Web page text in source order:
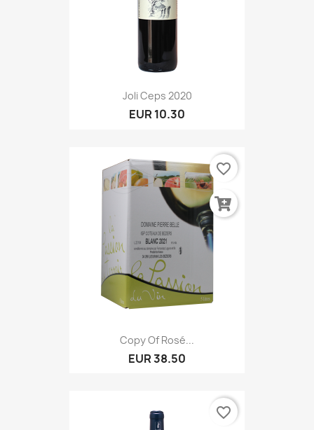
Joli Ceps 2020
EUR 10.30
Copy Of Rosé...
EUR 38.50
favorite_border
favorite_border